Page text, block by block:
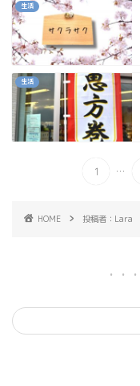
生活
生活
1 ...
HOME 投稿者：Lara